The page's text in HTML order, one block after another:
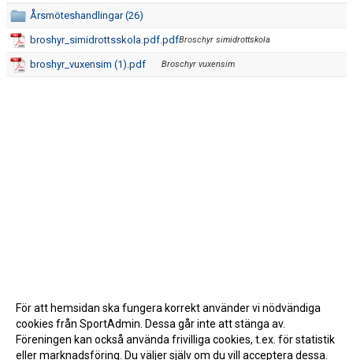
Årsmöteshandlingar (26)
broshyr_simidrottsskola.pdf.pdfBroschyr simidrottskola
broshyr_vuxensim (1).pdf Broschyr vuxensim
För att hemsidan ska fungera korrekt använder vi nödvändiga
cookies från SportAdmin. Dessa går inte att stänga av.
Föreningen kan också använda frivilliga cookies, t.ex. för statistik
eller marknadsföring. Du väljer själv om du vill acceptera dessa.